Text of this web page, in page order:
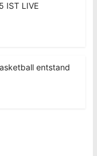
IST LIVE
entstand